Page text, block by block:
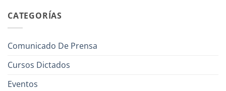
CATEGORÍAS
Comunicado De Prensa
Cursos Dictados
Eventos